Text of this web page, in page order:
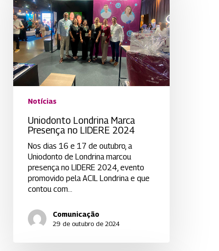
Presença
no
LIDERE
2024
Notícias
Uniodonto Londrina Marca
Presença no LIDERE 2024
Nos dias 16 e 17 de outubro, a
Uniodonto de Londrina marcou
presença no LIDERE 2024, evento
promovido pela ACIL Londrina e que
contou com…
Comunicação
29 de outubro de 2024